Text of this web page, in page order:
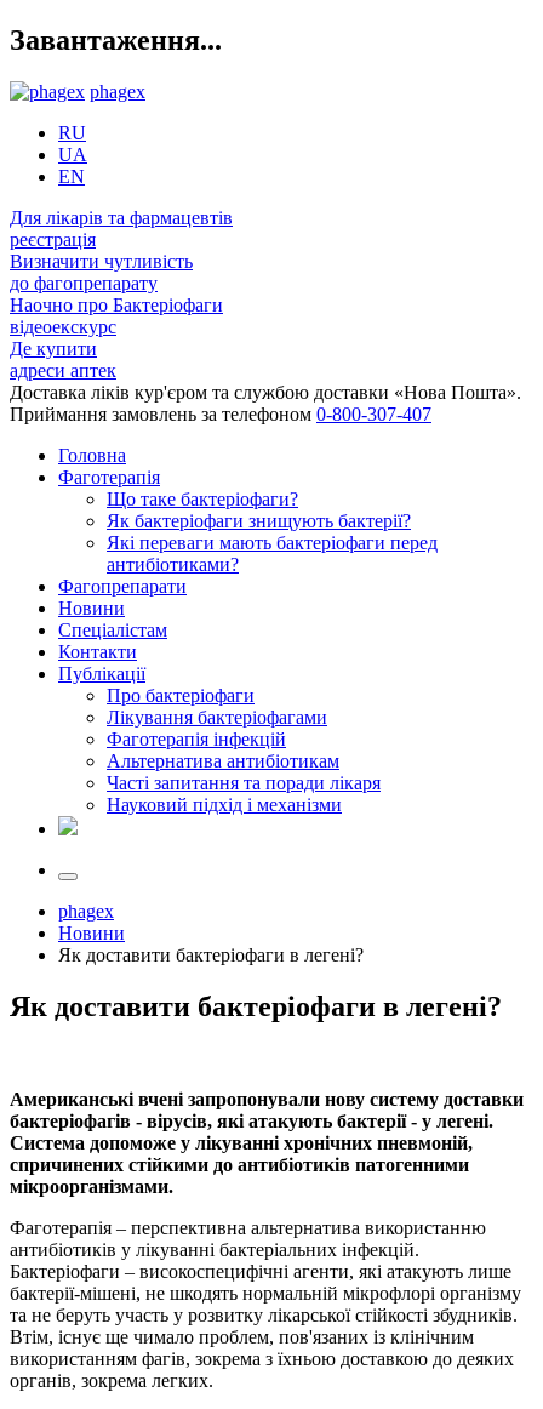
Завантаження...
phagex
RU
UA
EN
Для лікарів та фармацевтів
реєстрація
Визначити чутливість
до фагопрепарату
Наочно про Бактеріофаги
відеоекскурс
Де купити
адреси аптек
Доставка ліків кур'єром та службою доставки «Нова Пошта».
Приймання замовлень за телефоном 0-800-307-407
Головна
Фаготерапія
Що таке бактеріофаги?
Як бактеріофаги знищують бактерії?
Які переваги мають бактеріофаги перед
антибіотиками?
Фагопрепарати
Новини
Спеціалістам
Контакти
Публікації
Про бактеріофаги
Лікування бактеріофагами
Фаготерапія інфекцій
Альтернатива антибіотикам
Часті запитання та поради лікаря
Науковий підхід і механізми
phagex
Новини
Як доставити бактеріофаги в легені?
Як доставити бактеріофаги в легені?
Американські вчені запропонували нову систему доставки
бактеріофагів - вірусів, які атакують бактерії - у легені.
Система допоможе у лікуванні хронічних пневмоній,
спричинених стійкими до антибіотиків патогенними
мікроорганізмами.
Фаготерапія – перспективна альтернатива використанню
антибіотиків у лікуванні бактеріальних інфекцій.
Бактеріофаги – високоспецифічні агенти, які атакують лише
бактерії-мішені, не шкодять нормальній мікрофлорі організму
та не беруть участь у розвитку лікарської стійкості збудників.
Втім, існує ще чимало проблем, пов'язаних із клінічним
використанням фагів, зокрема з їхньою доставкою до деяких
органів, зокрема легких.